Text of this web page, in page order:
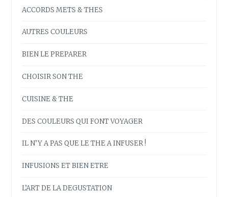
ACCORDS METS & THES
AUTRES COULEURS
BIEN LE PREPARER
CHOISIR SON THE
CUISINE & THE
DES COULEURS QUI FONT VOYAGER
IL N’Y A PAS QUE LE THE A INFUSER !
INFUSIONS ET BIEN ETRE
L’ART DE LA DEGUSTATION